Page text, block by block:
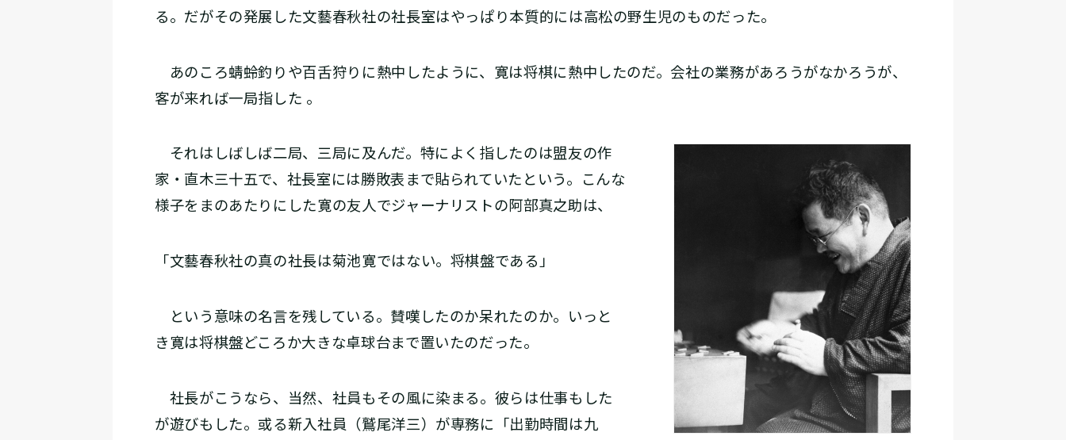
る。だがその発展した文藝春秋社の社長室はやっぱり本質的には高松の野生児のものだった。
あのころ蜻蛉釣りや百舌狩りに熱中したように、寛は将棋に熱中したのだ。会社の業務があろうがなかろうが、
客が来れば一局指した 。
それはしばしば二局、三局に及んだ。特によく指したのは盟友の作
家・直木三十五で、社長室には勝敗表まで貼られていたという。こんな
様子をまのあたりにした寛の友人でジャーナリストの阿部真之助は、
「文藝春秋社の真の社長は菊池寛ではない。将棋盤である」
という意味の名言を残している。賛嘆したのか呆れたのか。いっと
き寛は将棋盤どころか大きな卓球台まで置いたのだった。
社長がこうなら、当然、社員もその風に染まる。彼らは仕事もした
が遊びもした。或る新入社員（鷲尾洋三）が専務に「出勤時間は九